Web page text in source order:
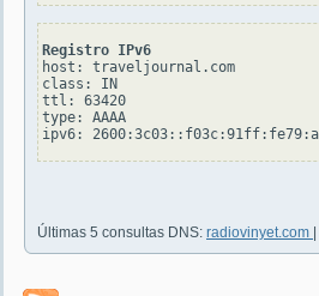
Registro IPv6
host: traveljournal.com
class: IN
ttl: 63420
type: AAAA
Últimas 5 consultas DNS: radiovinyet.com